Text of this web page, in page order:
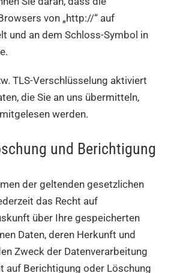
von „http://“ auf
und an dem Schloss-Symbol in
TLS-Verschlüsselung aktiviert
die Sie an uns übermitteln,
werden.
und Berichtigung
der geltenden gesetzlichen
das Recht auf
über Ihre gespeicherten
Daten, deren Herkunft und
Zweck der Datenverarbeitung
auf Berichtigung oder Löschung